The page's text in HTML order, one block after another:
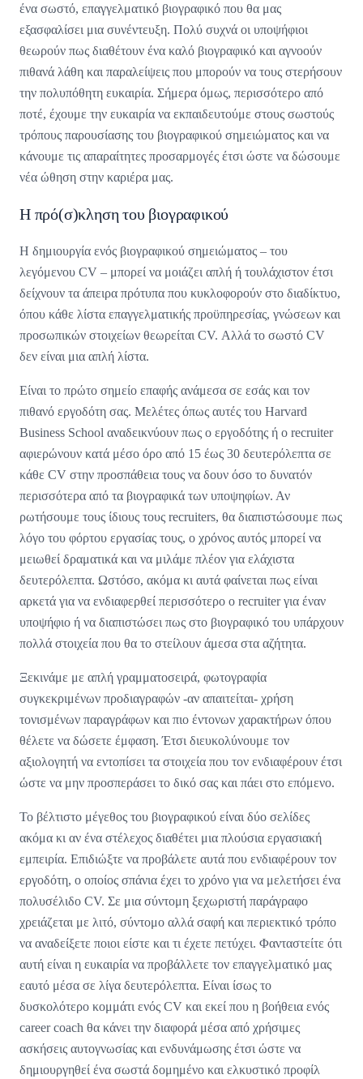
ένα σωστό, επαγγελματικό βιογραφικό που θα μας
εξασφαλίσει μια συνέντευξη. Πολύ συχνά οι υποψήφιοι
θεωρούν πως διαθέτουν ένα καλό βιογραφικό και αγνοούν
πιθανά λάθη και παραλείψεις που μπορούν να τους στερήσουν
την πολυπόθητη ευκαιρία. Σήμερα όμως, περισσότερο από
ποτέ, έχουμε την ευκαιρία να εκπαιδευτούμε στους σωστούς
τρόπους παρουσίασης του βιογραφικού σημειώματος και να
κάνουμε τις απαραίτητες προσαρμογές έτσι ώστε να δώσουμε
νέα ώθηση στην καριέρα μας.
Η πρό(σ)κληση του βιογραφικού
Η δημιουργία ενός βιογραφικού σημειώματος – του
λεγόμενου CV – μπορεί να μοιάζει απλή ή τουλάχιστον έτσι
δείχνουν τα άπειρα πρότυπα που κυκλοφορούν στο διαδίκτυο,
όπου κάθε λίστα επαγγελματικής προϋπηρεσίας, γνώσεων και
προσωπικών στοιχείων θεωρείται CV. Αλλά το σωστό CV
δεν είναι μια απλή λίστα.
Είναι το πρώτο σημείο επαφής ανάμεσα σε εσάς και τον
πιθανό εργοδότη σας. Μελέτες όπως αυτές του Harvard
Business School αναδεικνύουν πως ο εργοδότης ή ο recruiter
αφιερώνουν κατά μέσο όρο από 15 έως 30 δευτερόλεπτα σε
κάθε CV στην προσπάθεια τους να δουν όσο το δυνατόν
περισσότερα από τα βιογραφικά των υποψηφίων. Αν
ρωτήσουμε τους ίδιους τους recruiters, θα διαπιστώσουμε πως
λόγο του φόρτου εργασίας τους, ο χρόνος αυτός μπορεί να
μειωθεί δραματικά και να μιλάμε πλέον για ελάχιστα
δευτερόλεπτα. Ωστόσο, ακόμα κι αυτά φαίνεται πως είναι
αρκετά για να ενδιαφερθεί περισσότερο ο recruiter για έναν
υποψήφιο ή να διαπιστώσει πως στο βιογραφικό του υπάρχουν
πολλά στοιχεία που θα το στείλουν άμεσα στα αζήτητα.
Ξεκινάμε με απλή γραμματοσειρά, φωτογραφία
συγκεκριμένων προδιαγραφών -αν απαιτείται- χρήση
τονισμένων παραγράφων και πιο έντονων χαρακτήρων όπου
θέλετε να δώσετε έμφαση. Έτσι διευκολύνουμε τον
αξιολογητή να εντοπίσει τα στοιχεία που τον ενδιαφέρουν έτσι
ώστε να μην προσπεράσει το δικό σας και πάει στο επόμενο.
Το βέλτιστο μέγεθος του βιογραφικού είναι δύο σελίδες
ακόμα κι αν ένα στέλεχος διαθέτει μια πλούσια εργασιακή
εμπειρία. Επιδιώξτε να προβάλετε αυτά που ενδιαφέρουν τον
εργοδότη, ο οποίος σπάνια έχει το χρόνο για να μελετήσει ένα
πολυσέλιδο CV. Σε μια σύντομη ξεχωριστή παράγραφο
χρειάζεται με λιτό, σύντομο αλλά σαφή και περιεκτικό τρόπο
να αναδείξετε ποιοι είστε και τι έχετε πετύχει. Φανταστείτε ότι
αυτή είναι η ευκαιρία να προβάλλετε τον επαγγελματικό μας
εαυτό μέσα σε λίγα δευτερόλεπτα. Είναι ίσως το
δυσκολότερο κομμάτι ενός CV και εκεί που η βοήθεια ενός
career coach θα κάνει την διαφορά μέσα από χρήσιμες
ασκήσεις αυτογνωσίας και ενδυνάμωσης έτσι ώστε να
δημιουργηθεί ένα σωστά δομημένο και ελκυστικό προφίλ